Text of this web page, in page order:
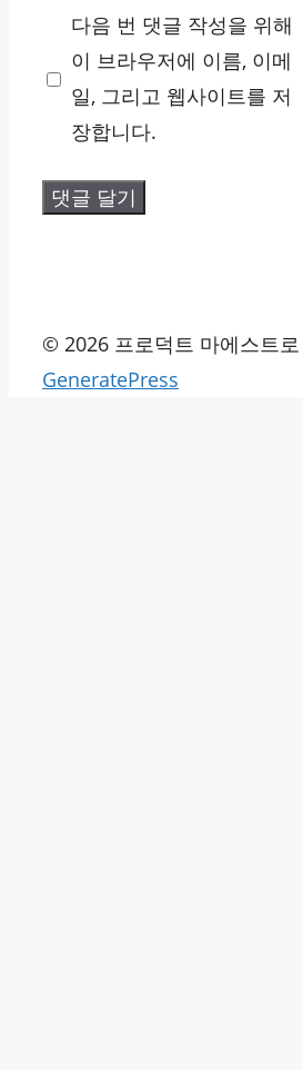
트
다음 번 댓글 작성을 위해
이 브라우저에 이름, 이메
일, 그리고 웹사이트를 저
장합니다.
© 2026 프로덕트 마에스트로
GeneratePress